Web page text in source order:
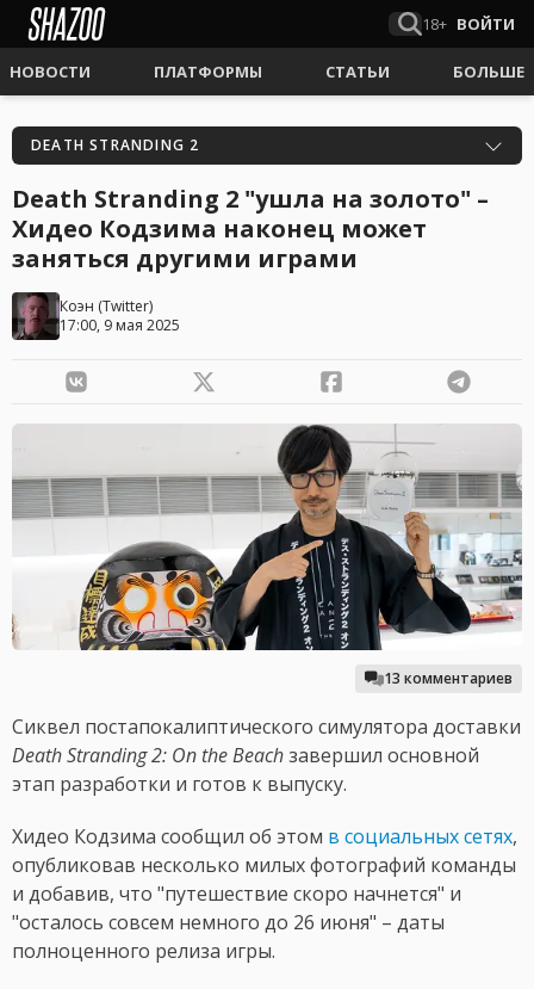
18+ ВОЙТИ
НОВОСТИ ПЛАТФОРМЫ СТАТЬИ БОЛЬШЕ
DEATH STRANDING 2
Death Stranding 2 "ушла на золото" –
Хидео Кодзима наконец может
заняться другими играми
Коэн (Twitter)
17:00, 9 мая 2025
13 комментариев
Сиквел постапокалиптического симулятора доставки
Death Stranding 2: On the Beachзавершил основной
этап разработки и готов к выпуску.
Хидео Кодзима сообщил об этом в социальных сетях,
опубликовав несколько милых фотографий команды
и добавив, что "путешествие скоро начнется" и
"осталось совсем немного до 26 июня" – даты
полноценного релиза игры.